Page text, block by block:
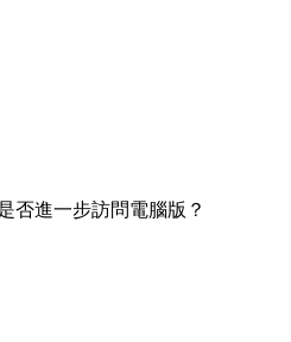
否進一步訪問電腦版？